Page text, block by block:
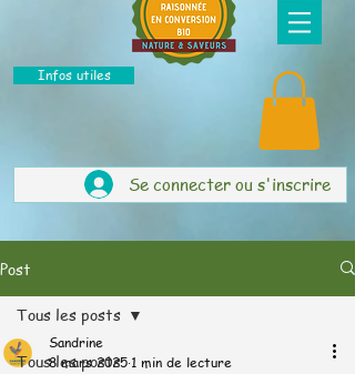
Infos utiles
Se connecter ou s'inscrire
Post
Tous les posts
Tous les posts
Sandrine
8 mars 2025 1 min de lecture